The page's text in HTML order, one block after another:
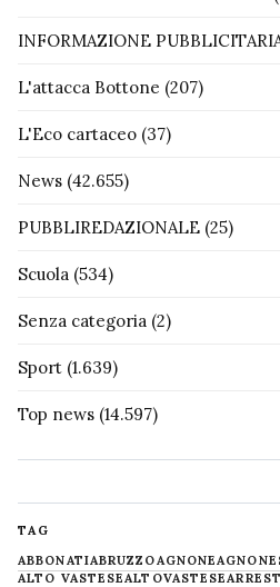
INFORMAZIONE
L'attacca Bottone (207)
L'Eco cartaceo (37)
News (42.655)
PUBBLIREDAZIONALE (25)
Scuola (534)
Senza categoria (2)
Sport (1.639)
Top news (14.597)
TAG
ABBONATIABRUZZOAGNONE
ALTO VASTESEALTOVASTESE